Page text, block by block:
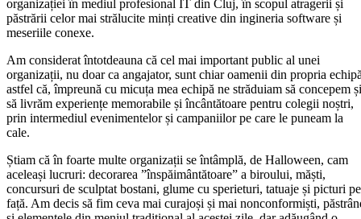
organizației în mediul profesional IT din Cluj, în scopul atragerii și
păstrării celor mai strălucite minți creative din ingineria software și
meseriile conexe.
Am considerat întotdeauna că cel mai important public al unei
organizații, nu doar ca angajator, sunt chiar oamenii din propria
astfel că, împreună cu micuța mea echipă ne străduiam să concepem și
să livrăm experiențe memorabile și încântătoare pentru colegii noștri,
prin intermediul evenimentelor și campaniilor pe care le puneam la
cale.
Știam că în foarte multe organizații se întâmplă, de Halloween, cam
aceleași lucruri: decorarea ”înspăimântătoare” a biroului, măști,
concursuri de sculptat bostani, glume cu sperieturi, tatuaje și picturi pe
față. Am decis să fim ceva mai curajoși și mai nonconformiști,